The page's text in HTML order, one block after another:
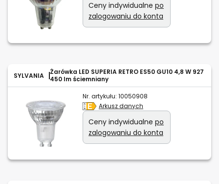
Ceny indywidualne po
zalogowaniu do konta
SYLVANIA
Żarówka LED SUPERIA RETRO ES50 GU10 4,8 W 927
450 lm ściemniany
Nr. artykułu: 10050908
Arkusz danych
Ceny indywidualne po
zalogowaniu do konta